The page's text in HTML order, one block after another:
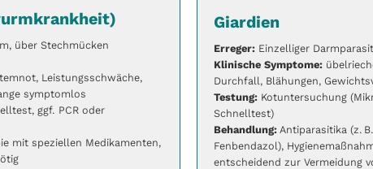
über Stechmücken
Leistungsschwäche,
symptomlos
ggf. PCR oder
mit speziellen Medikamenten,
Giardien
Erreger: Einzelliger Darmparasit
Klinische Symptome:
Durchfall, Blähungen,
Testung: Kotuntersuchung
Schnelltest)
Behandlung: Antiparasitika (z.
Fenbendazol),
entscheidend zur Vermeidung